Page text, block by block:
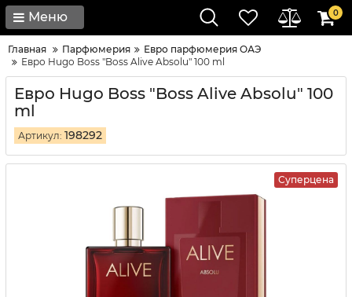
Меню 0
Главная Парфюмерия
Евро парфюмерия ОАЭ
Евро Hugo Boss "Boss Alive Absolu" 100 ml
Евро Hugo Boss "Boss Alive Absolu" 100
ml
Артикул: 198292
Суперцена